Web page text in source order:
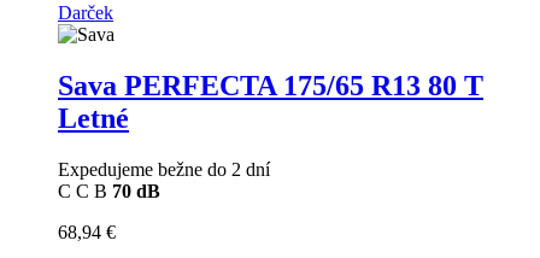
Darček
Sava PERFECTA 175/65 R13 80 T
Letné
Expedujeme bežne do 2 dní
C C B 70 dB
68,94 €